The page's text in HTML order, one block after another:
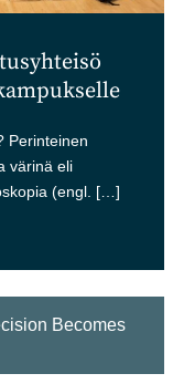
Perinteinen
värinä eli
(engl. […]
Becomes